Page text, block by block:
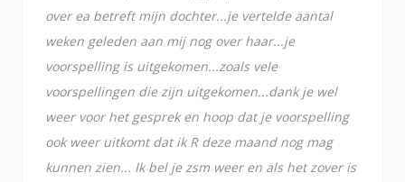
over ea betreft mijn dochter...je vertelde aantal
weken geleden aan mij nog over haar...je
voorspelling is uitgekomen...zoals vele
voorspellingen die zijn uitgekomen...dank je wel
weer voor het gesprek en hoop dat je voorspelling
ook weer uitkomt dat ik R deze maand nog mag
kunnen zien... Ik bel je zsm weer en als het zover is